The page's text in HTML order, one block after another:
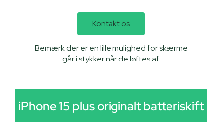
Kontakt os
Bemærk der er en lille mulighed for skærme
går i stykker når de løftes af.
iPhone 15 plus originalt batteriskift